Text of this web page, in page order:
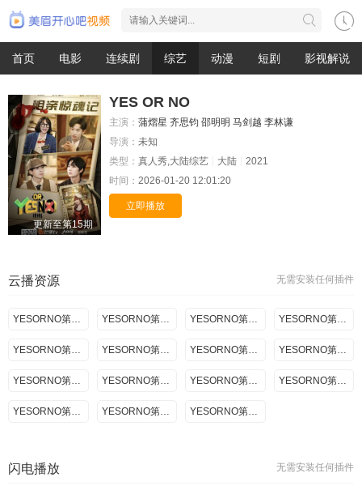
首页 电影 连续剧 综艺 动漫 短剧 影视解说
更新至第15期
YES OR NO
主演： 蒲熠星 齐思钧 邵明明 马剑越 李林谦
导演： 未知
类型： 真人秀,大陆综艺 大陆
2021
时间： 2026-01-20 12:01:20
立即播放
无需安装任何插件
云播资源
YESORNO第一季07.30期 YESORNO第一季08.06期 YESORNO第一季08.13期 YESORNO第一季08.17期
YESORNO第一季08.20期 YESORNO第一季08.24期 YESORNO第一季08.27期 YESORNO第一季08.31期
YESORNO第一季09.03期 YESORNO第一季09.07期 YESORNO第一季09.10期 YESORNO第一季09.17期
YESORNO第一季09.24期 YESORNO第一季10.01期 YESORNO第一季10.08期
无需安装任何插件
闪电播放